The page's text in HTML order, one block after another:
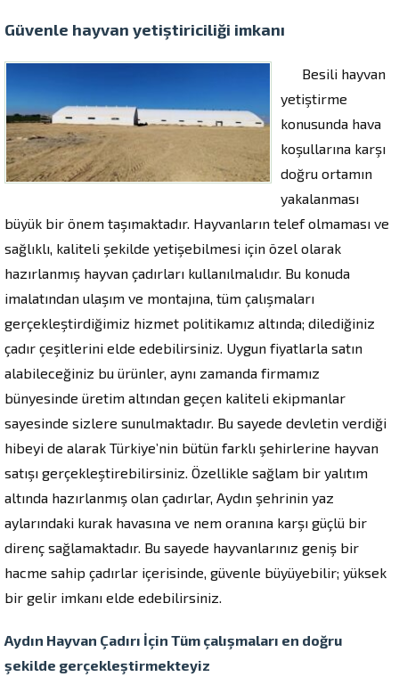
Güvenle hayvan yetiştiriciliği imkanı
Besili hayvan
yetiştirme
konusunda hava
koşullarına karşı
doğru ortamın
yakalanması
büyük bir önem taşımaktadır. Hayvanların telef olmaması ve
sağlıklı, kaliteli şekilde yetişebilmesi için özel olarak
hazırlanmış hayvan çadırları kullanılmalıdır. Bu konuda
imalatından ulaşım ve montajına, tüm çalışmaları
gerçekleştirdiğimiz hizmet politikamız altında; dilediğiniz
çadır çeşitlerini elde edebilirsiniz. Uygun fiyatlarla satın
alabileceğiniz bu ürünler, aynı zamanda firmamız
bünyesinde üretim altından geçen kaliteli ekipmanlar
sayesinde sizlere sunulmaktadır. Bu sayede devletin verdiği
hibeyi de alarak Türkiye’nin bütün farklı şehirlerine hayvan
satışı gerçekleştirebilirsiniz. Özellikle sağlam bir yalıtım
altında hazırlanmış olan çadırlar, Aydın şehrinin yaz
aylarındaki kurak havasına ve nem oranına karşı güçlü bir
direnç sağlamaktadır. Bu sayede hayvanlarınız geniş bir
hacme sahip çadırlar içerisinde, güvenle büyüyebilir; yüksek
bir gelir imkanı elde edebilirsiniz.
Aydın Hayvan Çadırı İçin Tüm çalışmaları en doğru
şekilde gerçekleştirmekteyiz